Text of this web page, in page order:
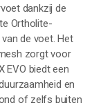
dankzij de
Ortholite-
de voet. Het
zorgt voor
EVO biedt een
en
of zelfs buiten